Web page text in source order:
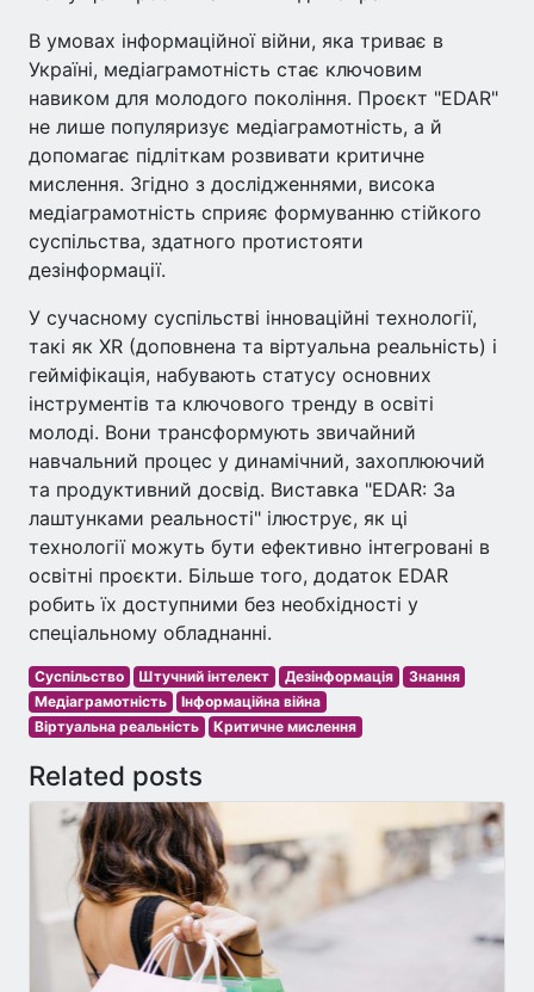
В умовах інформаційної війни, яка триває в
Україні, медіаграмотність стає ключовим
навиком для молодого покоління. Проєкт "EDAR"
не лише популяризує медіаграмотність, а й
допомагає підліткам розвивати критичне
мислення. Згідно з дослідженнями, висока
медіаграмотність сприяє формуванню стійкого
суспільства, здатного протистояти
дезінформації.
У сучасному суспільстві інноваційні технології,
такі як XR (доповнена та віртуальна реальність) і
гейміфікація, набувають статусу основних
інструментів та ключового тренду в освіті
молоді. Вони трансформують звичайний
навчальний процес у динамічний, захоплюючий
та продуктивний досвід. Виставка "EDAR: За
лаштунками реальності" ілюструє, як ці
технології можуть бути ефективно інтегровані в
освітні проєкти. Більше того, додаток EDAR
робить їх доступними без необхідності у
спеціальному обладнанні.
Суспільство Штучний інтелект Дезінформація
Знання
Медіаграмотність
Інформаційна війна
Віртуальна реальність
Критичне мислення
Related posts